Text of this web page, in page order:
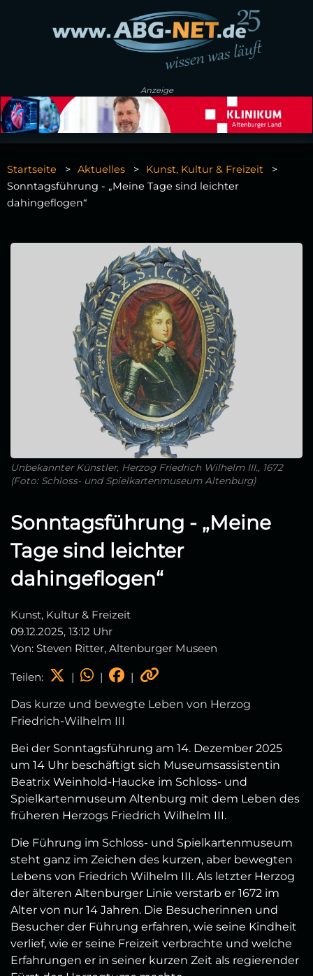
Anzeige
Startseite Aktuelles
Kunst, Kultur & Freizeit
Sonntagsführung - „Meine Tage sind leichter
dahingeflogen“
Unbekannter Künstler, Herzog Friedrich Wilhelm III., 1672
(Foto: Schloss- und Spielkartenmuseum Altenburg)
Sonntagsführung - „Meine
Tage sind leichter
dahingeflogen“
Kunst, Kultur & Freizeit
09.12.2025, 13:12 Uhr
Von: Steven Ritter, Altenburger Museen
Teilen: | | |
Das kurze und bewegte Leben von Herzog
Friedrich-Wilhelm III
Bei der Sonntagsführung am 14. Dezember 2025
um 14 Uhr beschäftigt sich Museumsassistentin
Beatrix Weinhold-Haucke im Schloss- und
Spielkartenmuseum Altenburg mit dem Leben des
früheren Herzogs Friedrich Wilhelm III.
Die Führung im Schloss- und Spielkartenmuseum
steht ganz im Zeichen des kurzen, aber bewegten
Lebens von Friedrich Wilhelm III. Als letzter Herzog
der älteren Altenburger Linie verstarb er 1672 im
Alter von nur 14 Jahren. Die Besucherinnen und
Besucher der Führung erfahren, wie seine Kindheit
verlief, wie er seine Freizeit verbrachte und welche
Erfahrungen er in seiner kurzen Zeit als regierender